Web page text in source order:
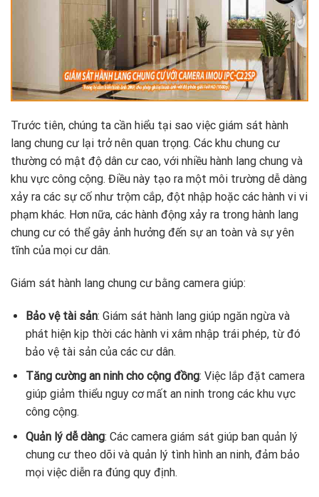
Trước tiên, chúng ta cần hiểu tại sao việc giám sát hành
lang chung cư lại trở nên quan trọng. Các khu chung cư
thường có mật độ dân cư cao, với nhiều hành lang chung và
khu vực công cộng. Điều này tạo ra một môi trường dễ dàng
xảy ra các sự cố như trộm cắp, đột nhập hoặc các hành vi vi
phạm khác. Hơn nữa, các hành động xảy ra trong hành lang
chung cư có thể gây ảnh hưởng đến sự an toàn và sự yên
tĩnh của mọi cư dân.
Giám sát hành lang chung cư bằng camera giúp:
Bảo vệ tài sản: Giám sát hành lang giúp ngăn ngừa và
phát hiện kịp thời các hành vi xâm nhập trái phép, từ đó
bảo vệ tài sản của các cư dân.
Tăng cường an ninh cho cộng đồng: Việc lắp đặt camera
giúp giảm thiểu nguy cơ mất an ninh trong các khu vực
công cộng.
Quản lý dễ dàng: Các camera giám sát giúp ban quản lý
chung cư theo dõi và quản lý tình hình an ninh, đảm bảo
mọi việc diễn ra đúng quy định.